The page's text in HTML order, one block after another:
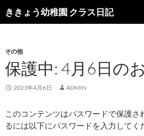
ききょう幼稚園 クラス日記
索
ン
ツ
へ
ス
プ
その他
保護中: 4月6日の
2023年4月6日 ADMIN
このコンテンツはパスワードで保護さ
るには以下にパスワードを入力してく